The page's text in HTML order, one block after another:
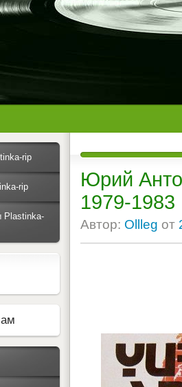
Юрий
1979-1983
Автор: Ollleg от
rip
rip
Plastinka-